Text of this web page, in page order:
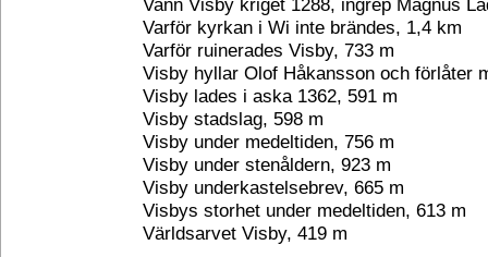
Vann Visby kriget 1288, ingrep Magnus
Varför kyrkan i Wi inte brändes, 1,4 km
Varför ruinerades Visby, 733 m
Visby hyllar Olof Håkansson och förlåter
Visby lades i aska 1362, 591 m
Visby stadslag, 598 m
Visby under medeltiden, 756 m
Visby under stenåldern, 923 m
Visby underkastelsebrev, 665 m
Visbys storhet under medeltiden, 613 m
Världsarvet Visby, 419 m